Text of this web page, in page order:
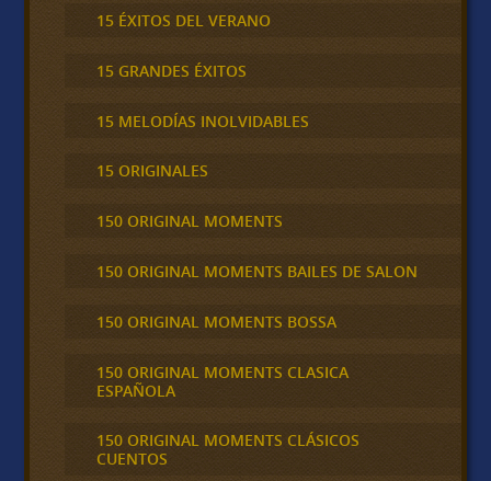
15 ÉXITOS DEL VERANO
15 GRANDES ÉXITOS
15 MELODÍAS INOLVIDABLES
15 ORIGINALES
150 ORIGINAL MOMENTS
150 ORIGINAL MOMENTS BAILES DE SALON
150 ORIGINAL MOMENTS BOSSA
150 ORIGINAL MOMENTS CLASICA
ESPAÑOLA
150 ORIGINAL MOMENTS CLÁSICOS
CUENTOS